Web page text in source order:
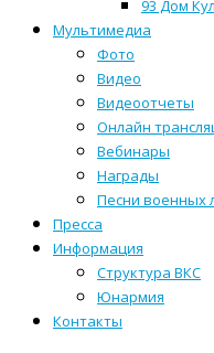
93 Дом
Мультимедиа
Фото
Видео
Видеоотчеты
Онлайн
Вебинары
Награды
Песни военных
Пресса
Информация
Структура ВКС
Юнармия
Контакты